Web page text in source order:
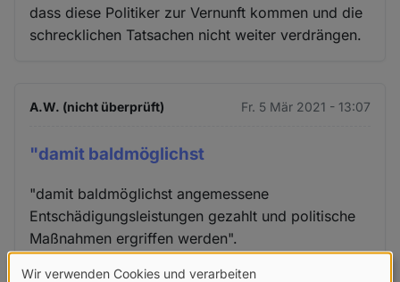
dass diese Politiker zur Vernunft kommen und die
schrecklichen Tatsachen nicht weiter verdrängen.
A.W. (nicht überprüft) Fr. 5 Mär 2021 - 13:07
"damit baldmöglichst
"damit baldmöglichst angemessene
Entschädigungsleistungen gezahlt und politische
Maßnahmen ergriffen werden".
Wir verwenden Cookies und verarbeiten